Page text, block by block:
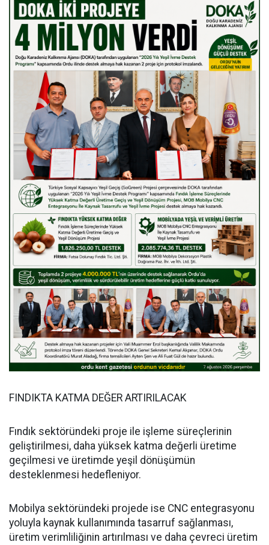
FINDIKTA KATMA DEĞER ARTIRILACAK
Fındık sektöründeki proje ile işleme süreçlerinin
geliştirilmesi, daha yüksek katma değerli üretime
geçilmesi ve üretimde yeşil dönüşümün
desteklenmesi hedefleniyor.
Mobilya sektöründeki projede ise CNC entegrasyonu
yoluyla kaynak kullanımında tasarruf sağlanması,
üretim verimliliğinin artırılması ve daha çevreci üretim